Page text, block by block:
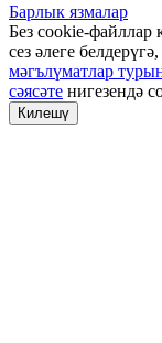
Барлык язмалар
Без cookie-файллар
сез әлеге белдерүгә,
мәгълүматлар
сәясәте нигезендә
Килешү